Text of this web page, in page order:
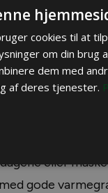
tåle vand, så
dage efter,
aftenen,
at dag- og
helst holde
eller
gode
cookies til at
om din brug
dem med
af deres tjenester.